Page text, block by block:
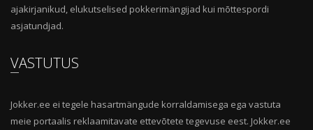
ajakirjanikud, elukutselised pokkerimängijad kui mõttespordi
asjatundjad.
VASTUTUS
Jokker.ee ei tegele hasartmängude korraldamisega ega vastuta
meie portaalis reklaamitavate ettevõtete tegevuse eest. Jokker.ee